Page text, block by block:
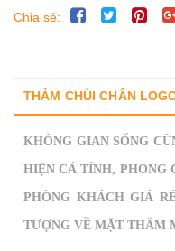
Chia sẻ:
THẢM CHÙI CHÂN
KHÔNG GIAN SỐNG
HIỆN CÁ TÍNH, PHONG
PHÒNG KHÁCH GIÁ
TƯỢNG VỀ MẶT THẨM